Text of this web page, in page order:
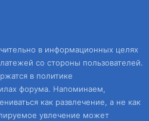
в информационных целях
со стороны пользователей.
в политике
форума. Напоминаем,
как развлечение, а не как
увлечение может